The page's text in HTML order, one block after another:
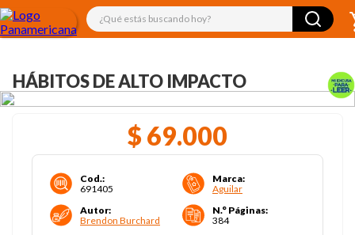
¿Qué estás buscando hoy?
HÁBITOS DE ALTO IMPACTO
$ 69.000
Cod.:
691405
Marca:
Aguilar
Autor:
Brendon Burchard
N.° Páginas:
384